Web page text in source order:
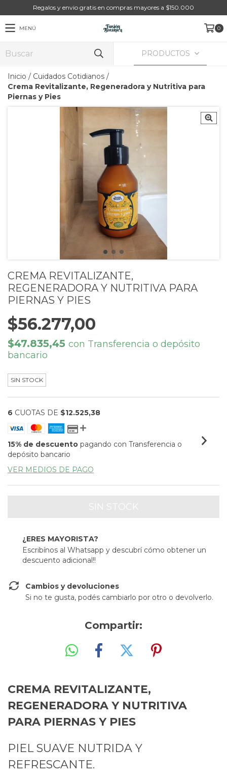
Regalos y envio gratis en compras mayores a $150.000
MENÚ 0
PRODUCTOS
Inicio / Cuidados Cotidianos /
Crema Revitalizante, Regeneradora y Nutritiva para
Piernas y Pies
CREMA REVITALIZANTE,
REGENERADORA Y NUTRITIVA PARA
PIERNAS Y PIES
$56.277,00
$47.835,45 con Transferencia o depósito
bancario
SIN STOCK
6 CUOTAS DE $12.525,38
15% de descuento pagando con Transferencia o
depósito bancario
VER MEDIOS DE PAGO
¿ERES MAYORISTA?
Escribínos al Whatsapp y descubrí cómo obtener un
descuento adicional!!
Cambios y devoluciones
Si no te gusta, podés cambiarlo por otro o devolverlo.
Compartir:
CREMA REVITALIZANTE,
REGENERADORA Y NUTRITIVA
PARA PIERNAS Y PIES
PIEL SUAVE NUTRIDA Y
REFRESCANTE.